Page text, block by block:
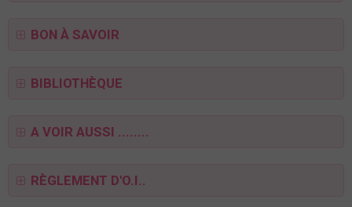
BON À SAVOIR
BIBLIOTHÈQUE
A VOIR AUSSI ........
RÈGLEMENT D'O.I..